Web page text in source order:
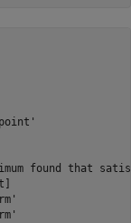
found that